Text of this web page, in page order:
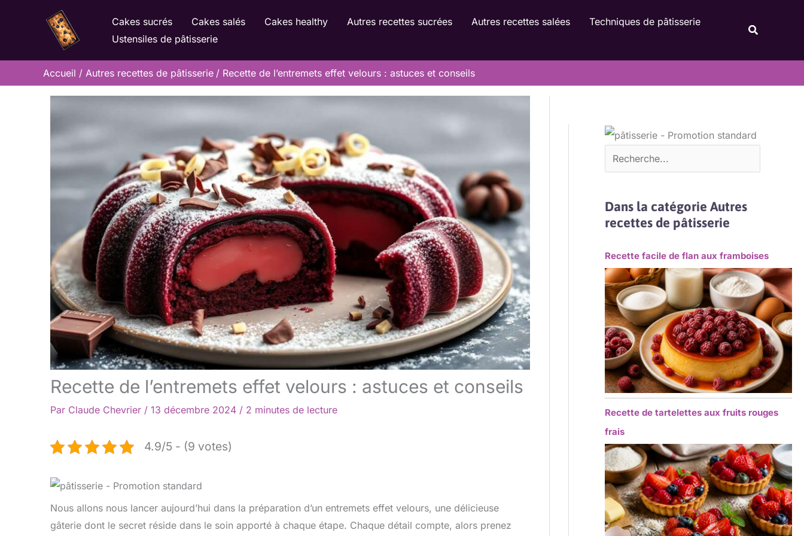
Cakes sucrés Cakes salés Cakes healthy Autres recettes sucrées Autres recettes salées
Techniques de pâtisserie
Ustensiles de pâtisserie
Accueil Autres recettes de pâtisserie Recette de l’entremets effet velours : astuces et conseils
Recette de l’entremets effet velours : astuces et conseils
Par Claude Chevrier / 13 décembre 2024 / 2 minutes de lecture
4.9/5 - (9 votes)
Nous allons nous lancer aujourd’hui dans la préparation d’un entremets effet velours, une délicieuse
gâterie dont le secret réside dans le soin apporté à chaque étape. Chaque détail compte, alors prenez
Dans la catégorie Autres
recettes de pâtisserie
Recette facile de flan aux framboises
Recette de tartelettes aux fruits rouges
frais